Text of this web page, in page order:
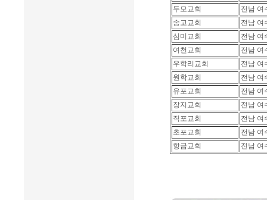
두모교회
전남 여
송고교회
전남 여
심미교회
전남 여
여천교회
전남 여
우학리교회
전남 여
원학교회
전남 여
유포교회
전남 여
장지교회
전남 여
직포교회
전남 여
초포교회
전남 여
항금교회
전남 여